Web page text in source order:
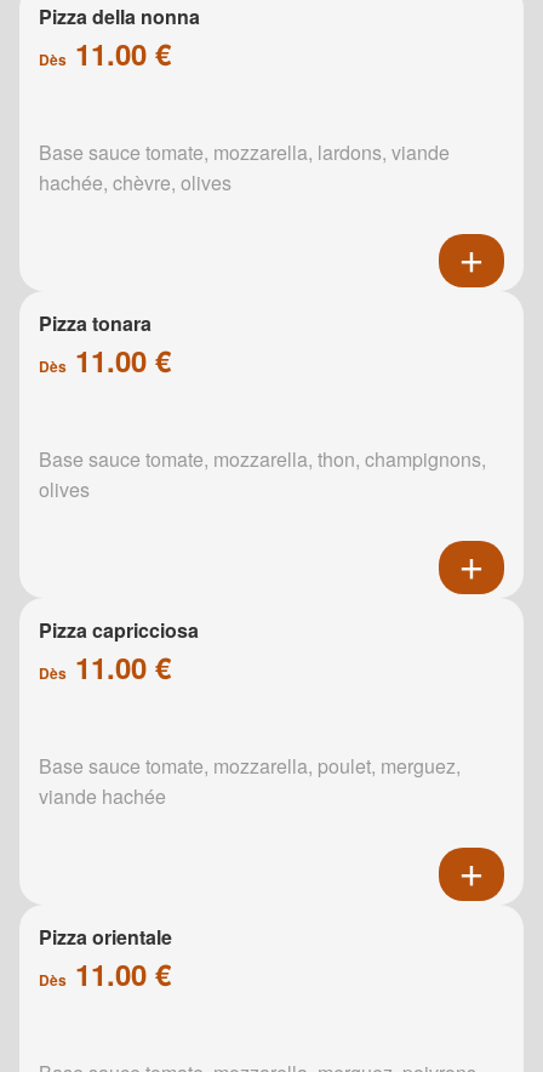
Pizza della nonna
Dès 11.00 €
Base sauce tomate, mozzarella, lardons, viande
hachée, chèvre, olives
Pizza tonara
Dès 11.00 €
Base sauce tomate, mozzarella, thon, champignons,
olives
Pizza capricciosa
Dès 11.00 €
Base sauce tomate, mozzarella, poulet, merguez,
viande hachée
Pizza orientale
Dès 11.00 €